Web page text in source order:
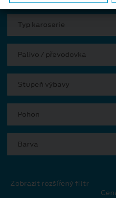
Typ karoserie
Palivo / převodovka
Stupeň výbavy
Pohon
Barva
Zobrazit rozšířený filtr